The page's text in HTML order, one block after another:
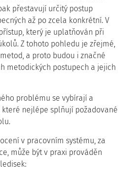
přestavují určitý postup
až po zcela konkrétní. V
který je uplatňován při
Z tohoto pohledu je zřejmé,
a proto budou i značné
metodických postupech a jejich
problému se vybírají a
nejlépe splňují požadované
v pracovním systému, za
může být v praxi prováděn